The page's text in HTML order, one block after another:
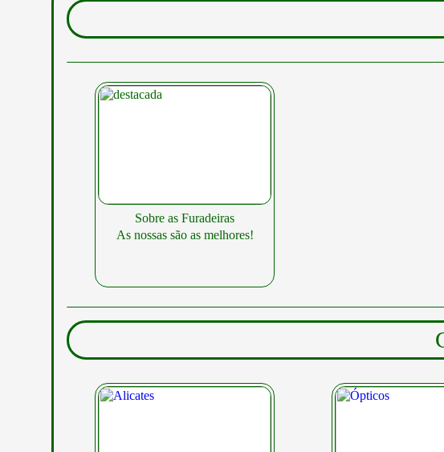
Sobre as Furadeiras
As nossas são as melhores!